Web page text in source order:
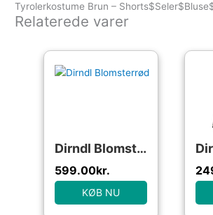
Tyrolerkostume Brun –
Relaterede varer
Dirndl Blomsterrød
599.00kr.
KØB NU